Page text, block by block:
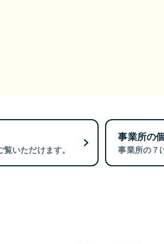
いただけます。
事業所の
事業所の７